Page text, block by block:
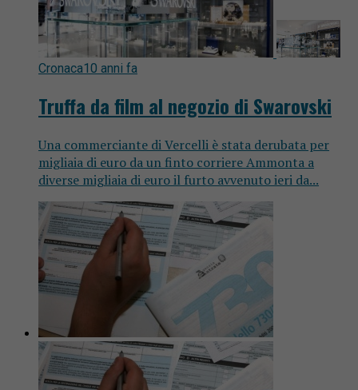
Cronaca10 anni fa
Truffa da film al negozio di Swarovski
Una commerciante di Vercelli è stata derubata per
migliaia di euro da un finto corriere Ammonta a
diverse migliaia di euro il furto avvenuto ieri da...